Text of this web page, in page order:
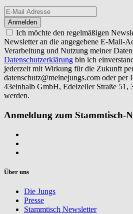
Ich möchte den regelmäßigen
Newsletter an die angegebene E-Mail-
Verarbeitung und Nutzung meiner
Datenschutzerklärung bin ich
jederzeit mit Wirkung für die Zukunft
datenschutz@meinejungs.com oder per
43einhalb GmbH, Edelzeller Straße 51,
werden.
Anmeldung zum Stammtisch-
Über uns
Die Jungs
Presse
Stammtisch Newsletter